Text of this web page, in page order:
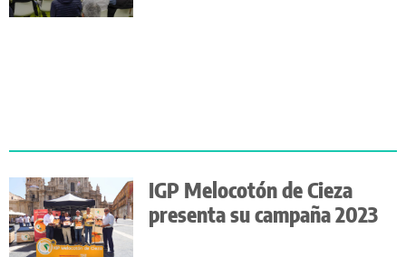
IGP Melocotón de Cieza
presenta su campaña 2023